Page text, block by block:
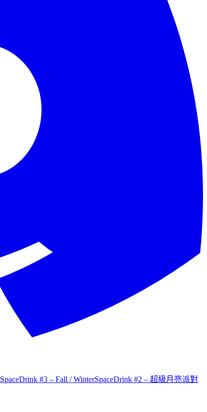
SpaceDrink #3 – Fall / WinterSpaceDrink #2 – 超級月亮派對